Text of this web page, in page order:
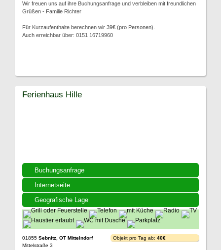
Wir freuen uns auf ihre Buchungsanfrage und verbleiben mit freundlichen
Grüßen - Familie Richter
Für Kurzaufenthalte berechnen wir 39€ (pro Personen).
Auch erreichbar über: 0151 16719960
Buchungsanfrage
Internetseite
Geografische Lage
Ferienhaus Hille
01855 Sebnitz, OT Mittelndorf
Mittelstraße 3
Objekt pro Tag ab: 40€